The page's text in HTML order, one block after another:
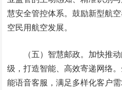
慧安全管控体系。鼓励新型航
空民用航空发展。
（五）智慧邮政。加快推
级，打造智能、高效寄递网络
能语音客服，满足多样化客户